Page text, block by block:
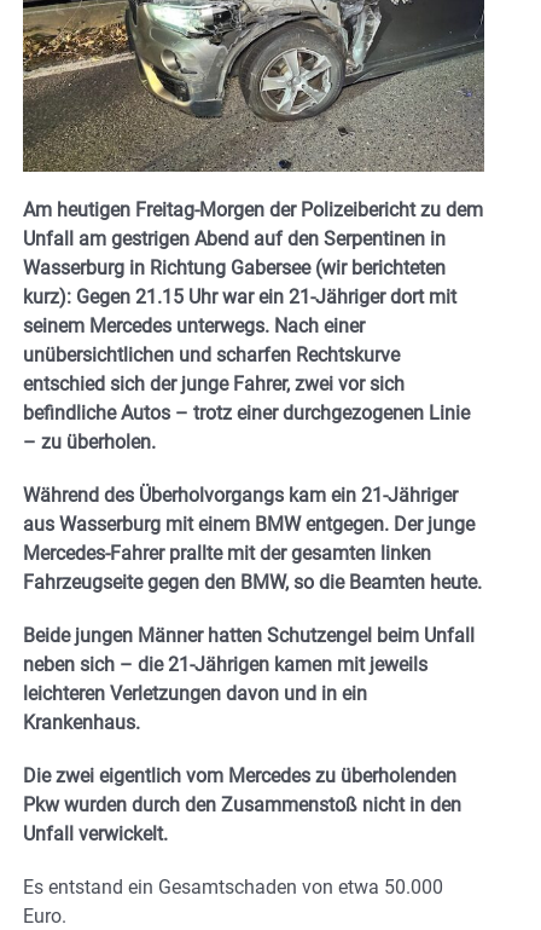
Am heutigen Freitag-Morgen der Polizeibericht zu dem
Unfall am gestrigen Abend auf den Serpentinen in
Wasserburg in Richtung Gabersee (wir berichteten
kurz): Gegen 21.15 Uhr war ein 21-Jähriger dort mit
seinem Mercedes unterwegs. Nach einer
unübersichtlichen und scharfen Rechtskurve
entschied sich der junge Fahrer, zwei vor sich
befindliche Autos – trotz einer durchgezogenen Linie
– zu überholen.
Während des Überholvorgangs kam ein 21-Jähriger
aus Wasserburg mit einem BMW entgegen. Der junge
Mercedes-Fahrer prallte mit der gesamten linken
Fahrzeugseite gegen den BMW, so die Beamten heute.
Beide jungen Männer hatten Schutzengel beim Unfall
neben sich – die 21-Jährigen kamen mit jeweils
leichteren Verletzungen davon und in ein
Krankenhaus.
Die zwei eigentlich vom Mercedes zu überholenden
Pkw wurden durch den Zusammenstoß nicht in den
Unfall verwickelt.
Es entstand ein Gesamtschaden von etwa 50.000
Euro.